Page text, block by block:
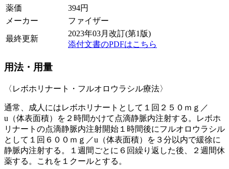
薬価
394円
メーカー
ファイザー
最終更新
2023年03月改訂(第1版)
添付文書のPDFはこちら
用法・用量
〈レボホリナート・フルオロウラシル療法〉
通常、成人にはレボホリナートとして１回２５０ｍｇ／
u（体表面積）を２時間かけて点滴静脈内注射する。レボホ
リナートの点滴静脈内注射開始１時間後にフルオロウラシル
として１回６００ｍｇ／u（体表面積）を３分以内で緩徐に
静脈内注射する。１週間ごとに６回繰り返した後、２週間休
薬する。これを１クールとする。